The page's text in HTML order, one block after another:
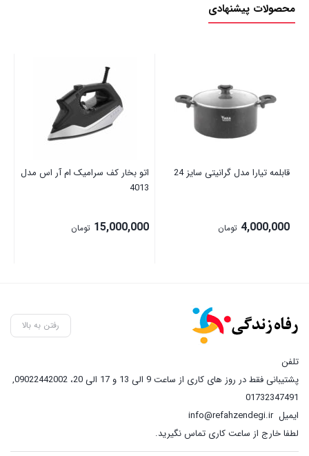
محصولات پیشنهادی
قابلمه تیارا مدل گرانیتی سایز 24
4,000,000 تومان
اتو بخار کف سرامیک ام آر اس مدل
4013
15,000,000 تومان
رفتن به بالا
تلفن
پشتیبانی فقط در روز های کاری از ساعت 9 الی 13 و 17 الی 20، 09022442002
,
01732347491
ایمیلinfo@refahzendegi.ir
لطفا خارج از ساعت کاری تماس نگیرید.